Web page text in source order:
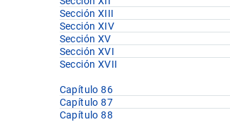
Sección XIII
Sección XIV
Sección XV
Sección XVI
Sección XVII
Capítulo 86
Capítulo 87
Capítulo 88